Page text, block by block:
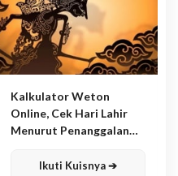
Kalkulator Weton
Online, Cek Hari Lahir
Menurut Penanggalan
Ikuti Kuisnya ➔